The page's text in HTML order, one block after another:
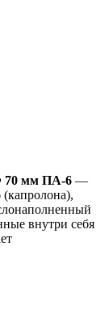
70 мм ПА-6 —
внутри себя